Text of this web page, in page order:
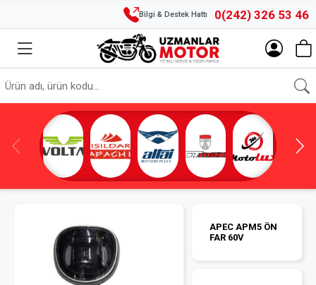
Bilgi & Destek Hattı 0(242) 326 53 46
APEC APM5 ÖN
FAR 60V